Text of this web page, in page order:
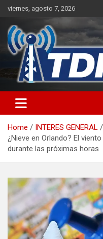
Skip
content
viernes, agosto 7, 2026
Home
INTERES GENERAL
¿Nieve en Orlando? El
durante las próximas horas